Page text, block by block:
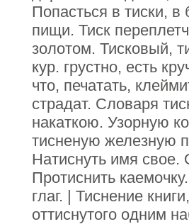
Попасться в тиски,
пищи. Тиск
золотом. Тисковый,
кур. грустно, есть
что, печатать,
страдат. Словаря
накаткою. Узорную
тисненую железную
Натиснуть имя свое.
Протиснить
глаг. | Тиснение
оттиснутого одним